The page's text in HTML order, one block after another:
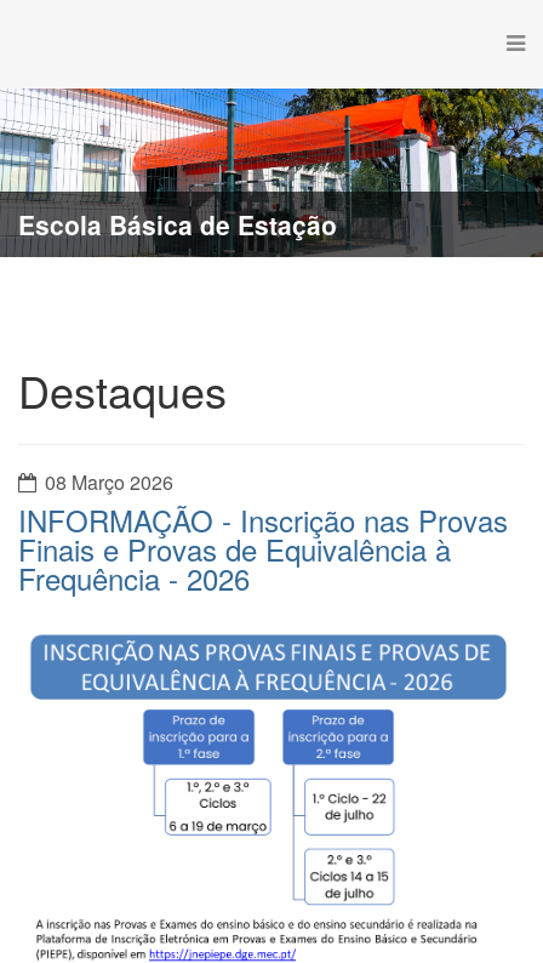
Escola Básica de Estação
Destaques
08 Março 2026
INFORMAÇÃO - Inscrição nas Provas
Finais e Provas de Equivalência à
Frequência - 2026